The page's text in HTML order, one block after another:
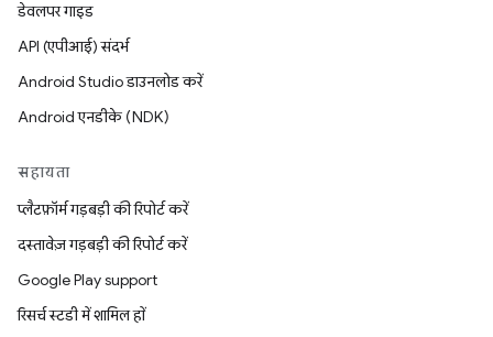
डेवलपर गाइड
API (एपीआई) संदर्भ
Android Studio डाउनलोड करें
Android एनडीके (NDK)
सहायता
प्लैटफ़ॉर्म गड़बड़ी की रिपोर्ट करें
दस्तावेज़ गड़बड़ी की रिपोर्ट करें
Google Play support
रिसर्च स्टडी में शामिल हों